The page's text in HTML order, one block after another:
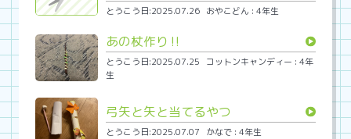
とうこう日:2025.07.26 おやこどん : 4年生
あの杖作り‼︎
とうこう日:2025.07.25
コットンキャンディー : 4年
生
弓矢と矢と当てるやつ
とうこう日:2025.07.07 かなで : 4年生